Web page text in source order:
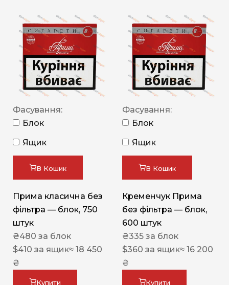
Фасування:
Блок
Ящик
В Кошик
Прима класична без
фільтра — блок, 750
штук
₴480 за блок
$410 за ящик≈ 18 450
₴
Купити
Фасування:
Блок
Ящик
В Кошик
Кременчук Прима
без фільтра — блок,
600 штук
₴335 за блок
$360 за ящик≈ 16 200
₴
Купити